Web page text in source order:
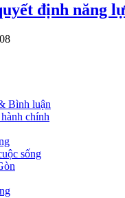
định năng
Bình luận
chính
sống